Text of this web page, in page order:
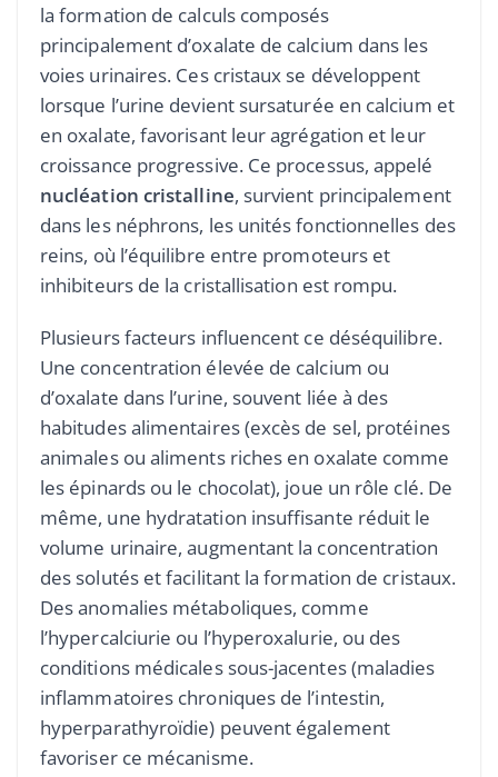
la formation de calculs composés
principalement d’oxalate de calcium dans les
voies urinaires. Ces cristaux se développent
lorsque l’urine devient sursaturée en calcium et
en oxalate, favorisant leur agrégation et leur
croissance progressive. Ce processus, appelé
nucléation cristalline, survient principalement
dans les néphrons, les unités fonctionnelles des
reins, où l’équilibre entre promoteurs et
inhibiteurs de la cristallisation est rompu.
Plusieurs facteurs influencent ce déséquilibre.
Une concentration élevée de calcium ou
d’oxalate dans l’urine, souvent liée à des
habitudes alimentaires (excès de sel, protéines
animales ou aliments riches en oxalate comme
les épinards ou le chocolat), joue un rôle clé. De
même, une hydratation insuffisante réduit le
volume urinaire, augmentant la concentration
des solutés et facilitant la formation de cristaux.
Des anomalies métaboliques, comme
l’hypercalciurie ou l’hyperoxalurie, ou des
conditions médicales sous-jacentes (maladies
inflammatoires chroniques de l’intestin,
hyperparathyroïdie) peuvent également
favoriser ce mécanisme.